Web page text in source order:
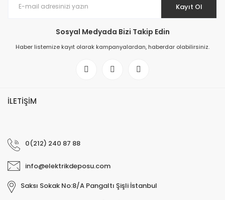
Kayıt Ol
Sosyal Medyada Bizi Takip Edin
Haber listemize kayıt olarak kampanyalardan, haberdar olabilirsiniz.
İLETİŞİM
0(212) 240 87 88
info@elektrikdeposu.com
Saksı Sokak No:8/A Pangaltı Şişli İstanbul